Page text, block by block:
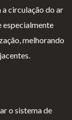
circulação do ar
especialmente
melhorando
o sistema de